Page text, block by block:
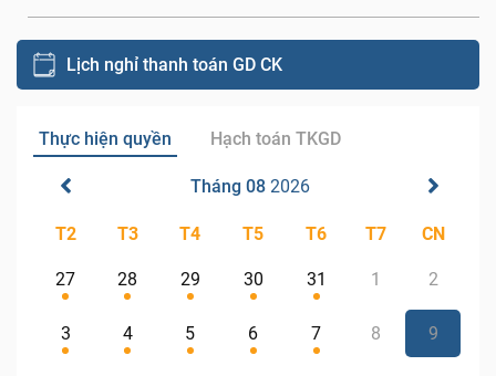
Lịch nghỉ thanh toán GD CK
Thực hiện quyền Hạch toán TKGD
Tháng 08 2026
T2 T3 T4 T5 T6 T7 CN
27 28 29 30 31 1 2
3 4 5 6 7 8 9